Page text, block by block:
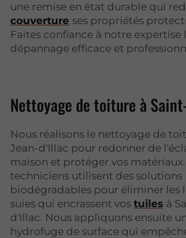
une remise en état durable qui
couverture ses propriétés
Faites confiance à notre expertise
dépannage efficace et
Nettoyage de toiture à
Nous réalisons le nettoyage de
Jean-d'Illac pour redonner de
maison et protéger vos
techniciens utilisent des solutions
biodégradables pour éliminer les
suies qui encrassent vos tuiles à
d'Illac. Nous appliquons ensuite
hydrofuge de surface qui